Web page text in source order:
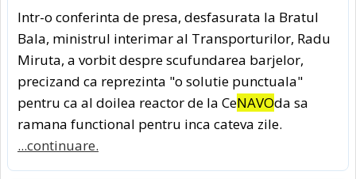
Intr-o conferinta de presa, desfasurata la Bratul
Bala, ministrul interimar al Transporturilor, Radu
Miruta, a vorbit despre scufundarea barjelor,
precizand ca reprezinta "o solutie punctuala"
pentru ca al doilea reactor de la CeNAVOda sa
ramana functional pentru inca cateva zile.
...continuare.